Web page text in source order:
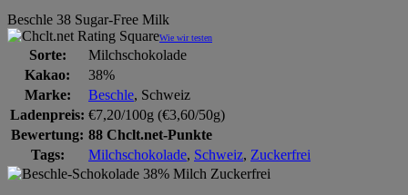
Beschle 38 Sugar-Free Milk
Wie wir testen
Sorte:
Milchschokolade
Kakao:
38%
Marke:
Beschle, Schweiz
Ladenpreis: €7,20/100g (€3,60/50g)
Bewertung: 88 Chclt.net-Punkte
Tags:
Milchschokolade, Schweiz, Zuckerfrei